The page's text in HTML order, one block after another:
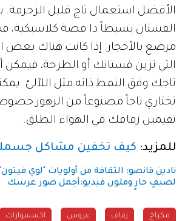
الأفضل استعمال تاج قليل الزخرفة.
الفستان بسيطاً ذا قصة كلاسيكية،
مرصع بالأحجار. إذا كانت هناك بعض
التي تزين فستانك أو الطرحة، فيمكن
تاجك وفق النمط ذاته مثل اللآلئ.
تختاري تاجاً مصنوعاً من الزهور
تقيمين زفافك في الهواء الطلق.
للمزيد: كيف تخفين مشاكل
نادين قانصو: الثقافة من أولويات "لوي فيتون"
لصيفٍ حارٍ وملون فيديو:أجمل صور عرسك
مكياج زفاف عروس اكسسوارات